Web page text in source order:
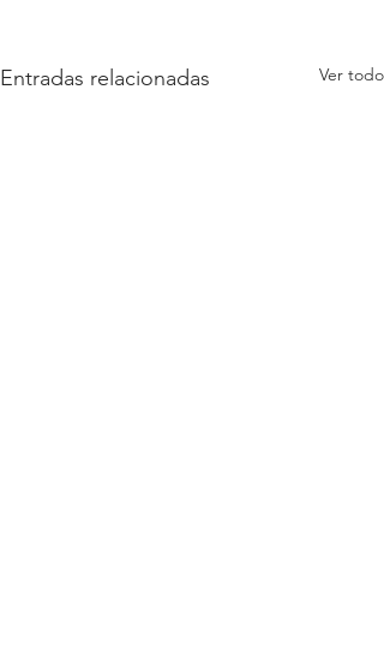
Entradas relacionadas Ver todo